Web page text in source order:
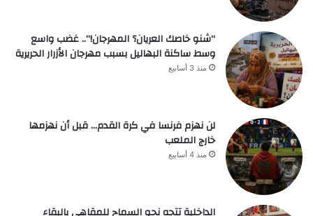
“شنو خاصك العريان؟ المهرجان!”.. غضب واسع
وسط ساكنة البهاليل بسبب مهرجان الأزرار الحريرية
منذ 3 أسابيع
لن نهزم فرنسا في كرة القدم… قبل أن نهزمها
خارج الملعب
منذ 4 أسابيع